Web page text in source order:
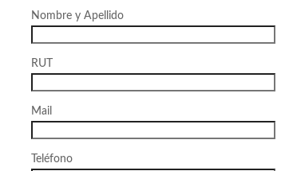
Nombre y Apellido
RUT
Mail
Teléfono